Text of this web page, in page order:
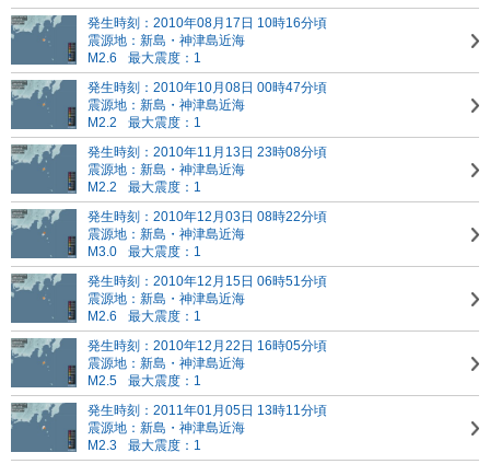
発生時刻：2010年08月17日 10時16分頃
震源地：新島・神津島近海
M2.6
最大震度：1
発生時刻：2010年10月08日 00時47分頃
震源地：新島・神津島近海
M2.2
最大震度：1
発生時刻：2010年11月13日 23時08分頃
震源地：新島・神津島近海
M2.2
最大震度：1
発生時刻：2010年12月03日 08時22分頃
震源地：新島・神津島近海
M3.0
最大震度：1
発生時刻：2010年12月15日 06時51分頃
震源地：新島・神津島近海
M2.6
最大震度：1
発生時刻：2010年12月22日 16時05分頃
震源地：新島・神津島近海
M2.5
最大震度：1
発生時刻：2011年01月05日 13時11分頃
震源地：新島・神津島近海
M2.3
最大震度：1